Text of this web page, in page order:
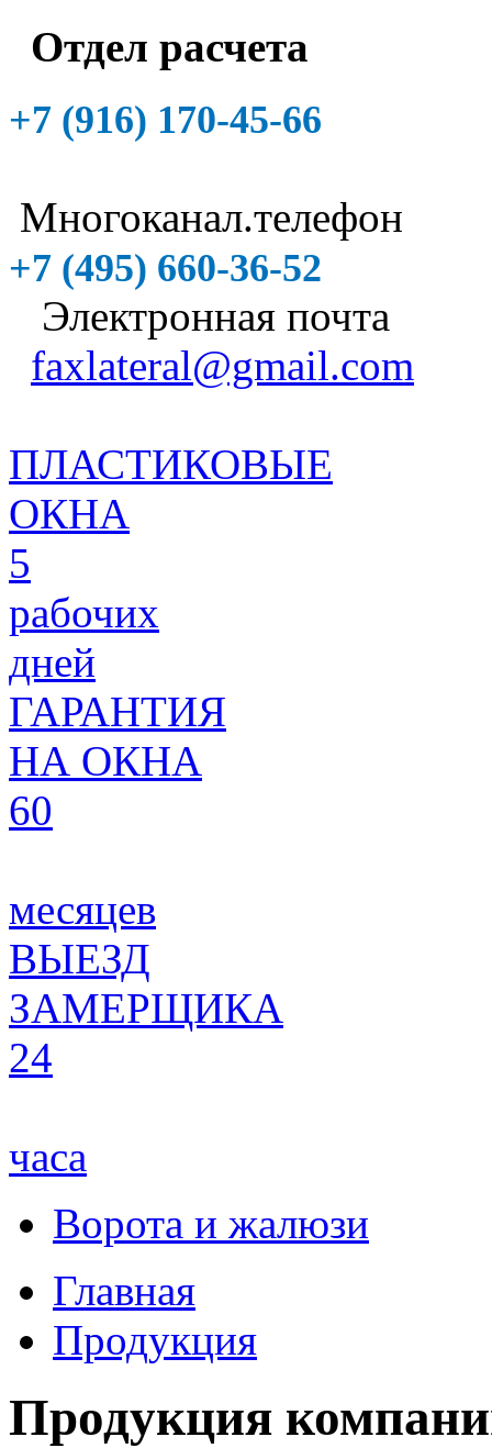
Отдел расчета
+7 (916) 170-45-66
Многоканал.телефон
+7 (495) 660-36-52
Электронная почта
faxlateral@gmail.com
ПЛАСТИКОВЫЕ
ОКНА
5
рабочих
дней
ГАРАНТИЯ
НА ОКНА
60
месяцев
ВЫЕЗД
ЗАМЕРЩИКА
24
часа
Ворота и жалюзи
Главная
Продукция
Продукция